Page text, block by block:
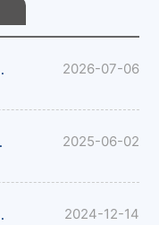
名隐藏寓意 2026-07-06
电话 2025-06-02
绑定域名 2024-12-14